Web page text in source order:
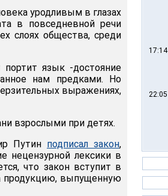
уродливым в глазах
в повседневной речи
слоях общества, среди
язык -достояние
нам предками. Но
выражениях,
взрослыми при детях.
Путин подписал закон,
нецензурной лексики в
что закон вступит в
продукцию, выпущенную
17:14
22:05